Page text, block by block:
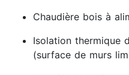
Chaudière bois à
Isolation thermique
(surface de murs